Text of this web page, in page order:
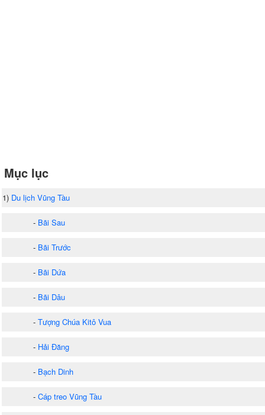
Mục lục
1) Du lịch Vũng Tàu
- Bãi Sau
- Bãi Trước
- Bãi Dứa
- Bãi Dâu
- Tượng Chúa Kitô Vua
- Hải Đăng
- Bạch Dinh
- Cáp treo Vũng Tàu